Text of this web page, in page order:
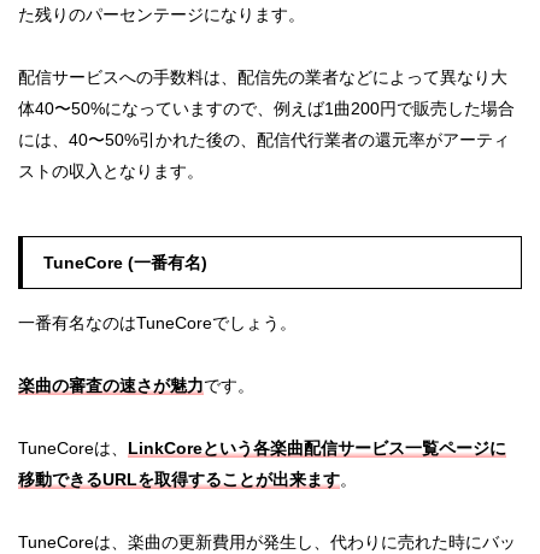
た残りのパーセンテージになります。
配信サービスへの手数料は、配信先の業者などによって異なり大
体40〜50%になっていますので、例えば1曲200円で販売した場合
には、40〜50%引かれた後の、配信代行業者の還元率がアーティ
ストの収入となります。
TuneCore (一番有名)
一番有名なのはTuneCoreでしょう。
楽曲の審査の速さが魅力です。
TuneCoreは、 LinkCoreという各楽曲配信サービス一覧ページに
移動できるURLを取得することが出来ます。
TuneCoreは、楽曲の更新費用が発生し、代わりに売れた時にバッ